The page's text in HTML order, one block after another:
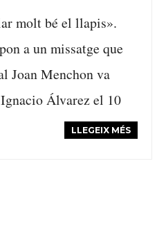
molt bé el llapis».
a un missatge que
Joan Menchon va
Álvarez el 10
LLEGEIX MÉS